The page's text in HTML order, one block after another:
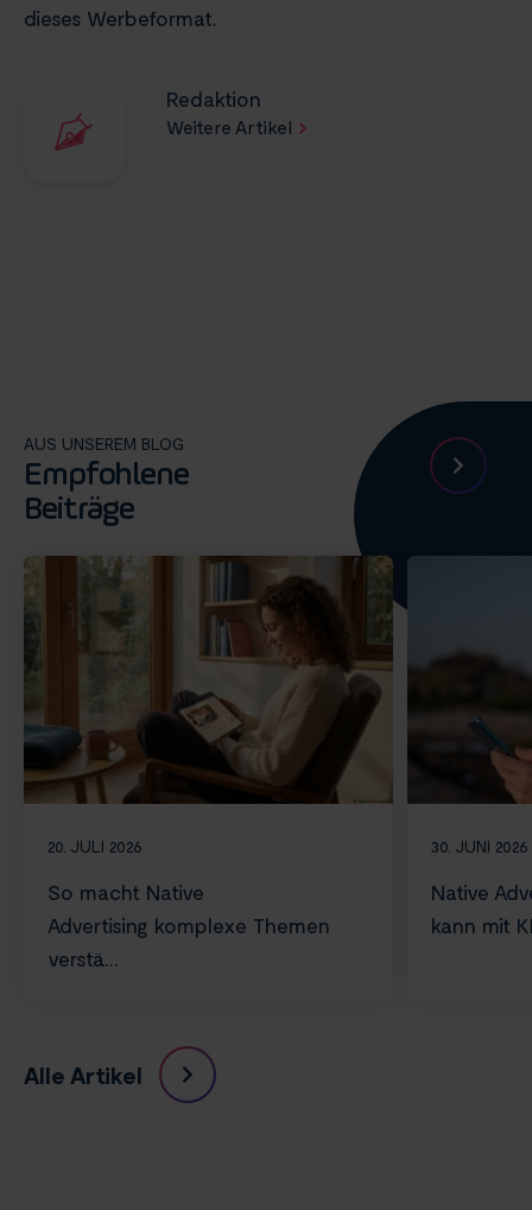
dieses Werbeformat.
Redaktion
Weitere Artikel
AUS UNSEREM BLOG
Empfohlene
Beiträge
20. JULI 2026
So macht Native
Advertising komplexe Themen
verstä...
30. JUNI 2026
Native
kann mit
Alle Artikel